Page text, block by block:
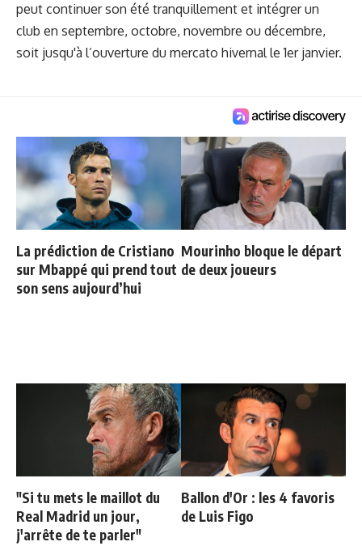
peut continuer son été tranquillement et intégrer un
club en septembre, octobre, novembre ou décembre,
soit jusqu'à l’ouverture du mercato hivernal le 1er janvier.
La prédiction de Cristiano
sur Mbappé qui prend tout
son sens aujourd’hui
Mourinho bloque le départ
de deux joueurs
"Si tu mets le maillot du
Real Madrid un jour,
j'arrête de te parler"
Ballon d'Or : les 4 favoris
de Luis Figo